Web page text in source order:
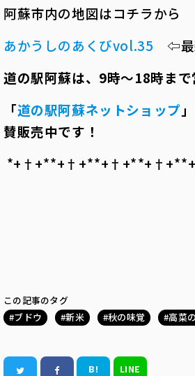
阿蘇市内の地図はコチラから
あかうしのあくびvol.35 ⇦最
道の駅阿蘇は、 9時～18時まで
「道の駅阿蘇ネットショップ
賛販売中です！
この記事のタグ
ブドウ
新米 秋の味覚 高菜
B! LINE